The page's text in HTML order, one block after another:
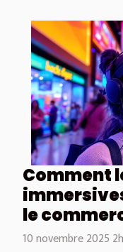
Comment
le
10 novembre 2025 2h